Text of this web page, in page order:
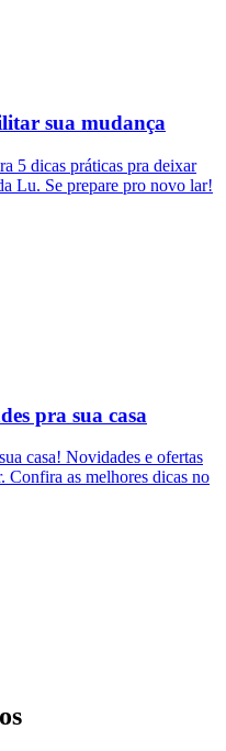
sua mudança
5 dicas práticas pra deixar
Lu. Se prepare pro novo lar!
pra sua casa
casa! Novidades e ofertas
Confira as melhores dicas no